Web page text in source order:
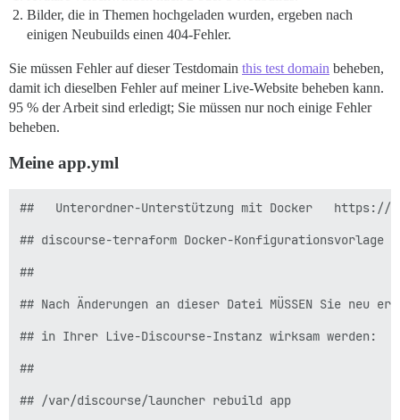
Bilder, die in Themen hochgeladen wurden, ergeben nach
einigen Neubuilds einen 404-Fehler.
Sie müssen Fehler auf dieser Testdomain this test domain beheben,
damit ich dieselben Fehler auf meiner Live-Website beheben kann.
95 % der Arbeit sind erledigt; Sie müssen nur noch einige Fehler
beheben.
Meine app.yml
##   Unterordner-Unterstützung mit Docker   https://
## discourse-terraform Docker-Konfigurationsvorlage
##
## Nach Änderungen an dieser Datei MÜSSEN Sie neu
## in Ihrer Live-Discourse-Instanz wirksam werden:
##
## /var/discourse/launcher rebuild app